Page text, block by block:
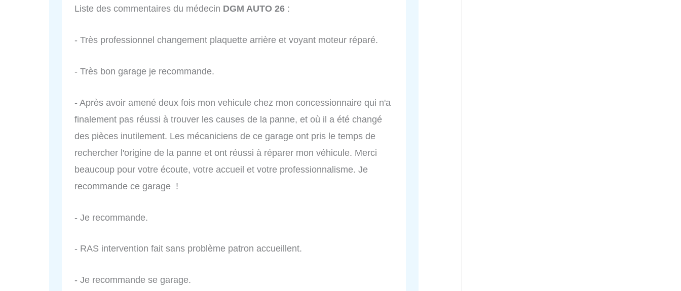
Liste des commentaires du médecin DGM AUTO 26 :
- Très professionnel changement plaquette arrière et voyant moteur réparé.
- Très bon garage je recommande.
- Après avoir amené deux fois mon vehicule chez mon concessionnaire qui n'a
finalement pas réussi à trouver les causes de la panne, et où il a été changé
des pièces inutilement. Les mécaniciens de ce garage ont pris le temps de
rechercher l'origine de la panne et ont réussi à réparer mon véhicule. Merci
beaucoup pour votre écoute, votre accueil et votre professionnalisme. Je
recommande ce garage !
- Je recommande.
- RAS intervention fait sans problème patron accueillent.
- Je recommande se garage.